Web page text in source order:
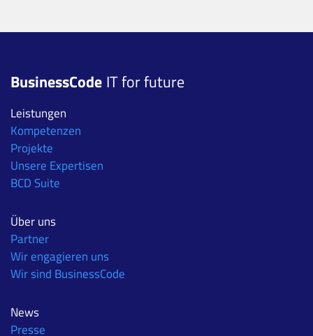
BusinessCode IT for future
Leistungen
Kompetenzen
Projekte
Unsere Expertisen
BCD Suite
Über uns
Partner
Wir engagieren uns
Wir sind BusinessCode
News
Presse